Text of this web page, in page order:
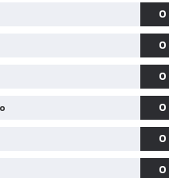
0
0
0
0
0
0